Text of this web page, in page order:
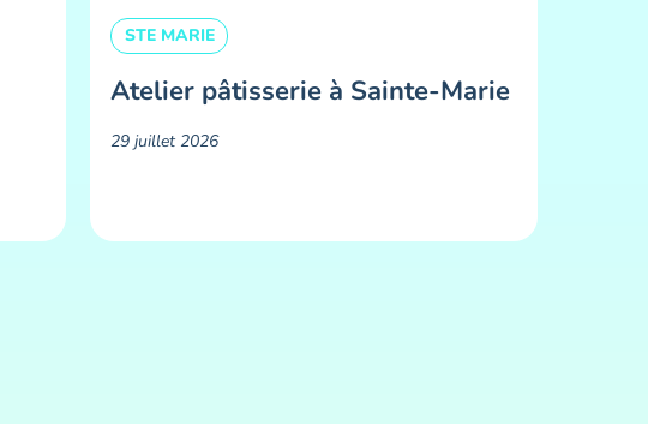
STE MARIE
Atelier pâtisserie à Sainte-Marie
29 juillet 2026